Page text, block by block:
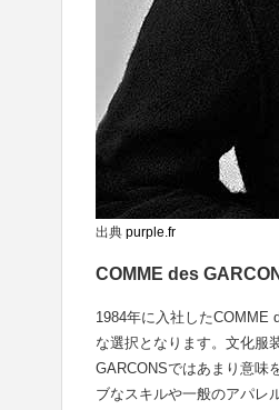
出典 purple.fr
COMME des
1984年に入社したCOMME
な選択となります。文化服
GARCONSではあまり意味
ブなスキルや一般のアパレ